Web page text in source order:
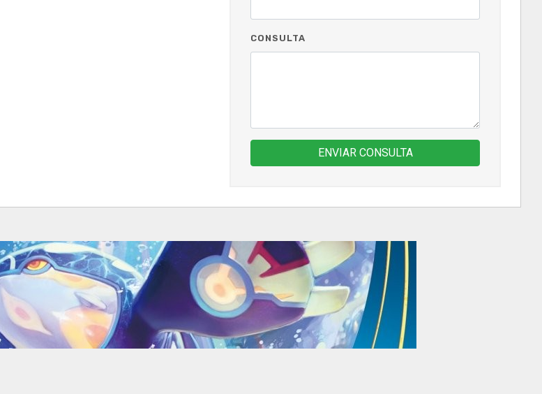
CONSULTA
ENVIAR CONSULTA